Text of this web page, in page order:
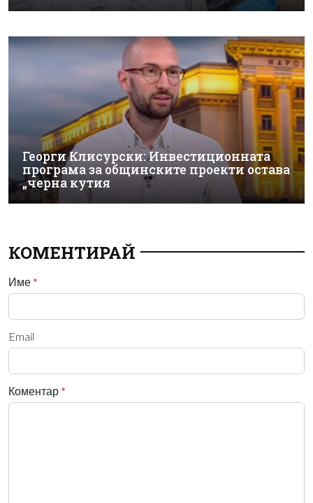
Георги Клисурски: Инвестиционната
програма за общинските проекти остава
„черна кутия
КОМЕНТИРАЙ
Име *
Email
Коментар *